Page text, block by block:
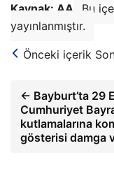
Kaynak: AA
Bu
yayınlanmıştır.
Önceki içerik
← Bayburt’ta 29
Cumhuriyet
kutlamalarına
gösterisi damga